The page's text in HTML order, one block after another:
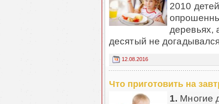
2010
деревьях,
десятый не
12.08.2016
Что приготовить на
1. Многие